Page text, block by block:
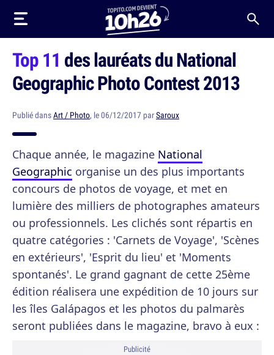
Top 11 des lauréats du National
Geographic Photo Contest 2013
Publié dansArt / Photo, le 06/12/2017 parSaroux
Chaque année, le magazine National
Geographic organise un des plus importants
concours de photos de voyage, et met en
lumière des milliers de photographes amateurs
ou professionnels. Les clichés sont répartis en
quatre catégories : 'Carnets de Voyage', 'Scènes
en extérieurs', 'Esprit du lieu' et 'Moments
spontanés'. Le grand gagnant de cette 25ème
édition réalisera une expédition de 10 jours sur
les îles Galápagos et les photos du palmarès
seront publiées dans le magazine, bravo à eux :
Publicité